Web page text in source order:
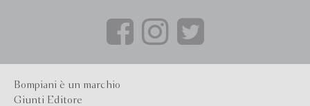
Bompiani è un marchio
Giunti Editore